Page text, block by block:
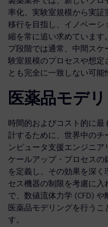
率化、実験室規模から実
移行を目指し、イノベー
縮を常に追い求めています
プ段階では通常、中間ス
験室規模のプロセスや想
とも完全に一致しない可能
医薬品モデ
時間的およびコスト的に
計するために、世界中のチ
ンピュータ支援エンジニ
ケールアップ・プロセス
を定義し、その効果を深
セス機器の制限を考慮に入
で、数値流体力学 (CFD) や
医薬品モデリングを行う
す。